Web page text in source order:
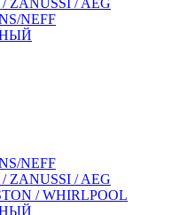
ZANUSSI / AEG
NEFF
NEFF
ZANUSSI / AEG
/ WHIRLPOOL